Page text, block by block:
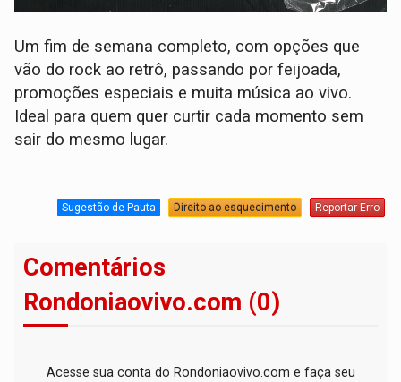
Um fim de semana completo, com opções que
vão do rock ao retrô, passando por feijoada,
promoções especiais e muita música ao vivo.
Ideal para quem quer curtir cada momento sem
sair do mesmo lugar.
Sugestão de Pauta Direito ao esquecimento Reportar Erro
Comentários
Rondoniaovivo.com (0)
Acesse sua conta do Rondoniaovivo.com e faça seu